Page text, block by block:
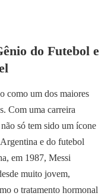
do Futebol e
como um dos maiores
Com uma carreira
só tem sido um ícone
e do futebol
em 1987, Messi
muito jovem,
o tratamento hormonal